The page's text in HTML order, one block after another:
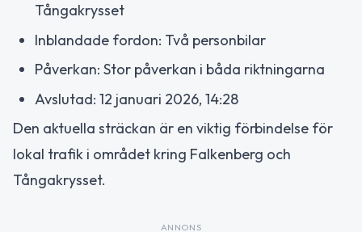
Tångakrysset
Inblandade fordon: Två personbilar
Påverkan: Stor påverkan i båda riktningarna
Avslutad: 12 januari 2026, 14:28
Den aktuella sträckan är en viktig förbindelse för
lokal trafik i området kring Falkenberg och
Tångakrysset.
ANNONS